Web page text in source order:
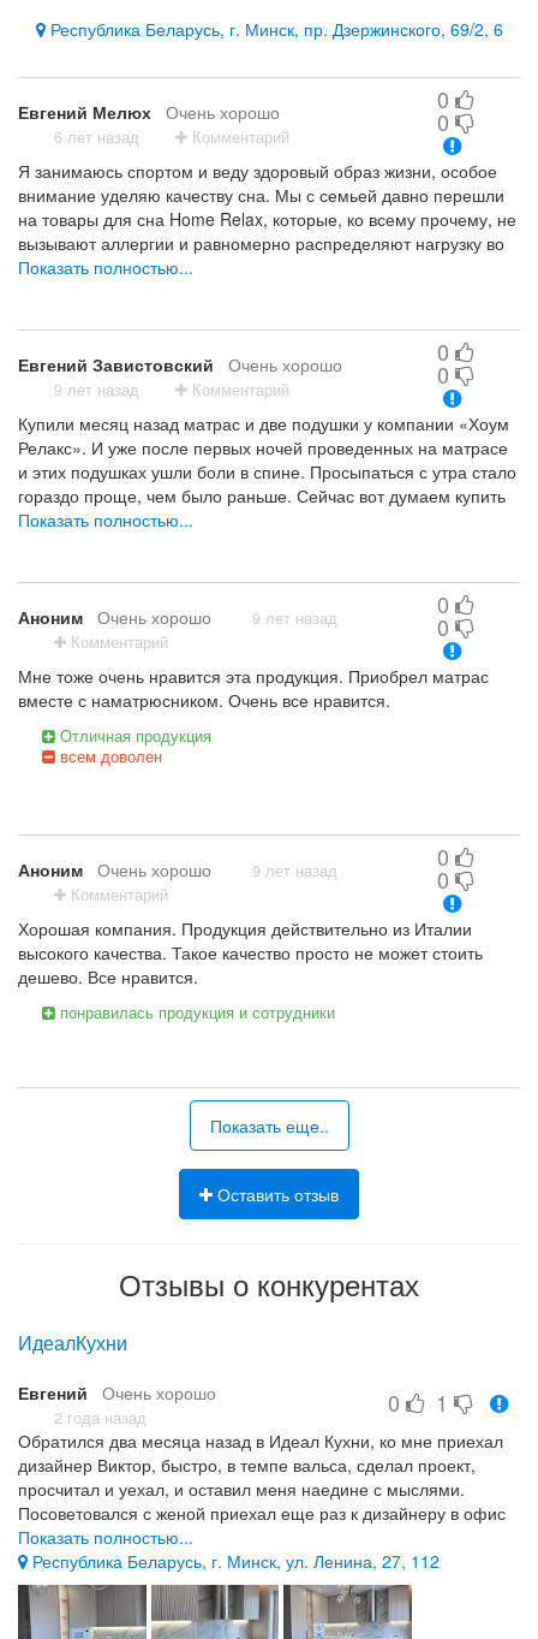
Республика Беларусь, г. Минск, пр. Дзержинского, 69/2, 6
Евгений Мелюх Очень хорошо
6 лет назад Комментарий
0
0
Я занимаюсь спортом и веду здоровый образ жизни, особое
внимание уделяю качеству сна. Мы с семьей давно перешли
на товары для сна Home Relax, которые, ко всему прочему, не
вызывают аллергии и равномерно распределяют нагрузку во
время сна. Если вам важно ваше здоровье, то Home Relax
Показать полностью...
Евгений Завистовский Очень хорошо
9 лет назад Комментарий
0
0
Купили месяц назад матрас и две подушки у компании «Хоум
Релакс». И уже после первых ночей проведенных на матрасе
и этих подушках ушли боли в спине. Просыпаться с утра стало
гораздо проще, чем было раньше. Сейчас вот думаем купить
еще и одеяло у них. Говорят, что тоже очень классное.
Показать полностью...
Аноним Очень хорошо
9 лет назад
Комментарий
0
0
Мне тоже очень нравится эта продукция. Приобрел матрас
вместе с наматрюсником. Очень все нравится.
Отличная продукция
всем доволен
Аноним Очень хорошо
9 лет назад
Комментарий
0
0
Хорошая компания. Продукция действительно из Италии
высокого качества. Такое качество просто не может стоить
дешево. Все нравится.
понравилась продукция и сотрудники
Показать еще..
Оставить отзыв
Отзывы о конкурентах
ИдеалКухни
Евгений Очень хорошо
2 года назад 0 1
Обратился два месяца назад в Идеал Кухни, ко мне приехал
дизайнер Виктор, быстро, в темпе вальса, сделал проект,
просчитал и уехал, и оставил меня наедине с мыслями.
Посоветовался с женой приехал еще раз к дизайнеру в офис
но уже с ненаглядной (она главный согласовальщик), она
посмотрела проект, поменяли какие-то шкафчики местами,
Столешку другую сделали, новую плиту оформили, вытяжку, и
посудомойку… я кофе не успел допить мне уже дали
терминал для оплаты… Ну главное что бы супруга была
Показать полностью...
Республика Беларусь, г. Минск, ул. Ленина, 27, 112